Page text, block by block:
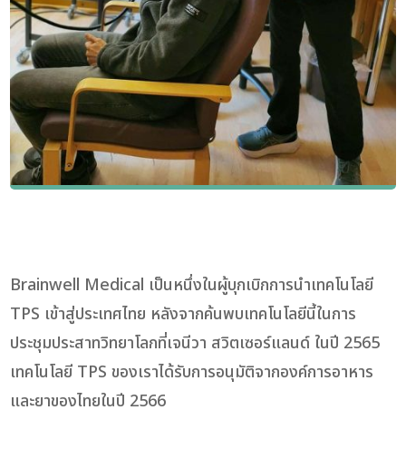
Brainwell Medical เป็นหนึ่งในผู้บุกเบิกการนำเทคโนโลยี
TPS เข้าสู่ประเทศไทย หลังจากค้นพบเทคโนโลยีนี้ในการ
ประชุมประสาทวิทยาโลกที่เจนีวา สวิตเซอร์แลนด์ ในปี 2565
เทคโนโลยี TPS ของเราได้รับการอนุมัติจากองค์การอาหาร
และยาของไทยในปี 2566